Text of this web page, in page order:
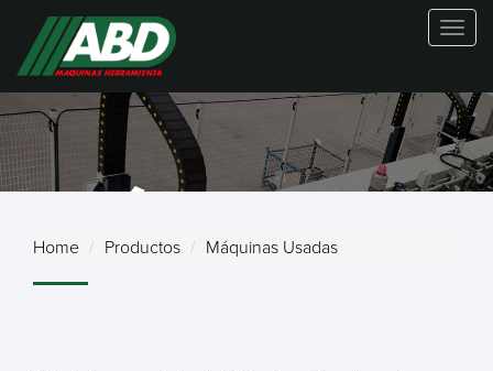
MÁQUINAS
Home Productos Máquinas Usadas